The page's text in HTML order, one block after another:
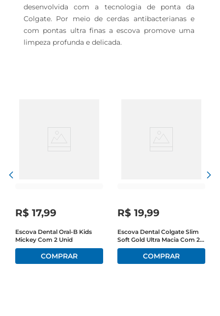
desenvolvida com a tecnologia de ponta da
Colgate. Por meio de cerdas antibacterianas e
com pontas ultra finas a escova promove uma
limpeza profunda e delicada.
R$ 17,99
Escova Dental Oral-B Kids
Mickey Com 2 Unid
R$ 19,99
Escova Dental Colgate Slim
Soft Gold Ultra Macia Com 2
Unidades